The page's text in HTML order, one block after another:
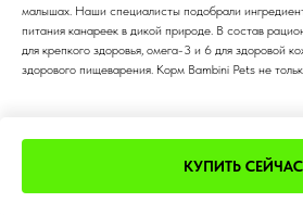
КУПИТЬ СЕЙЧАС
малышах. Наши специалисты подобрали
питания канареек в дикой природе. В состав
для крепкого здоровья, омега-3 и 6 для здоровой
здорового пищеварения. Корм Bambini Pets не